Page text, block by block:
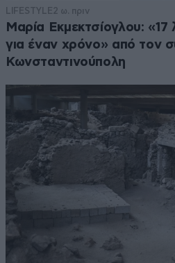
LIFESTYLE 2 ω. πριν
Μαρία Εκμεκτσίογλου:
για έναν χρόνο» από τον
Κωνσταντινούπολη